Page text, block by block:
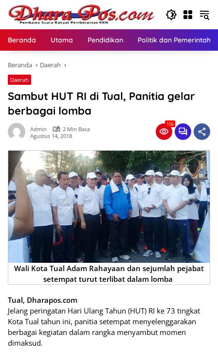
Langsung
konten
Beranda Utama Pendidikan Politik dan
Beranda Daerah
Daerah
Sambut HUT RI di Tual, Panitia gelar
berbagai lomba
Admin
2 Min Baca
Agustus 14, 2018
106
Wali Kota Tual Adam Rahayaan dan sejumlah pejabat
setempat turut terlibat dalam lomba
Tual, Dharapos.com
Jelang peringatan Hari Ulang Tahun (HUT) RI ke 73 tingkat
Kota Tual tahun ini, panitia setempat menyelenggarakan
berbagai kegiatan dalam rangka menyambut momen
dimaksud.